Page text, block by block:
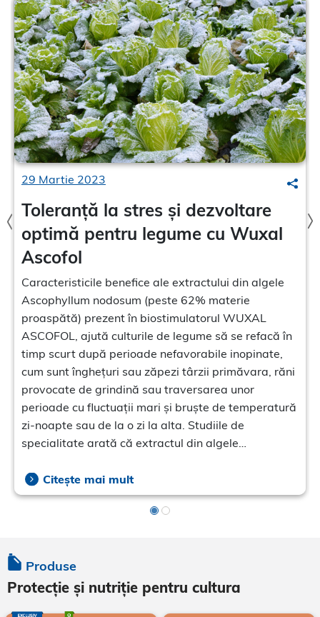
29 Martie 2023
Toleranță la stres și dezvoltare
optimă pentru legume cu Wuxal
Ascofol
Caracteristicile benefice ale extractului din algele
Ascophyllum nodosum (peste 62% materie
proaspătă) prezent în biostimulatorul WUXAL
ASCOFOL, ajută culturile de legume să se refacă în
timp scurt după perioade nefavorabile inopinate,
cum sunt înghețuri sau zăpezi târzii primăvara, răni
provocate de grindină sau traversarea unor
perioade cu fluctuații mari și bruște de temperatură
zi-noapte sau de la o zi la alta. Studiile de
specialitate arată că extractul din algele
pesticidelor și induce rezistența plantelor la boli
fungice. Substanțele conținute ajută la refacerea
țesuturilor afectate de frig (dar și de grindină), cresc
Citește mai mult
Produse
Protecție și nutriție pentru cultura